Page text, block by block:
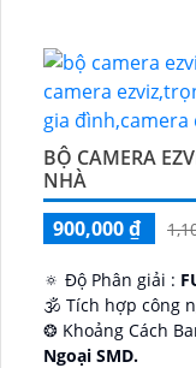
BỘ CAMERA
NHÀ
900,000 ₫
🔅 Độ Phân giải :
Ngoại SMD.